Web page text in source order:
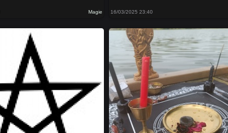
Magie 16/03/2025 23:40